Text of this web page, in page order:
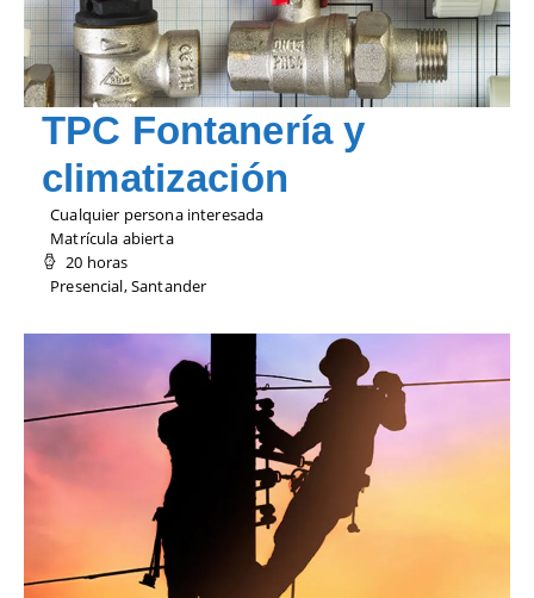
TPC Fontanería y
climatización
Cualquier persona interesada
Matrícula abierta
20 horas
Presencial, Santander